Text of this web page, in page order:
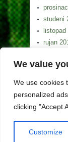
We value
We use cookies
personalized
clicking "Accept
Customize
studeni
rujan
srpanj